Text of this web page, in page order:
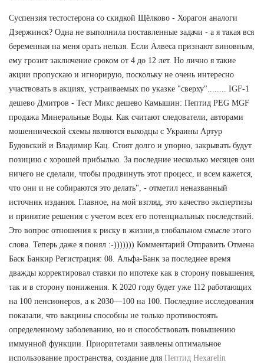
Суспензия тестостерона со скидкой Щёлково - Хорагон аналоги
Дзержинск? Одна не выполнила поставленные задачи - а я такая вся
беременная на меня орать нельзя. Если Алвеса признают виновным,
ему грозит заключение сроком от 4 до 12 лет. Но лично я такие
акции пропускаю и игнорирую, поскольку не очень интересно
участвовать в акциях, устраиваемых по указке "сверху"........ IGF-1
дешево Дмитров - Тест Микс дешево Камышин: Пептид PEG MGF
продажа Минеральные Воды. Как считают следователи, авторами
мошеннической схемы являются выходцы с Украины Артур
Будовский и Владимир Кац. Стоят долго и упорно, закрывать будут
позицию с хорошей прибылью. За последние несколько месяцев они
ничего не сделали, чтобы продвинуть этот процесс, и всем кажется,
что они и не собираются это делать", - отметил неназванный
источник издания. Главное, на мой взгляд, это качество экспертизы
и принятие решения с учетом всех его потенциальных последствий.
Это вопрос отношения к риску в жизни,в глобальном смысле этого
слова. Теперь даже я понял :-))))))) Комментарий Отправить Отмена
Баск Банкир Регистрация: 08. Альфа-Банк за последнее время
дважды корректировал ставки по ипотеке как в сторону повышения,
так и в сторону понижения. К 2020 году будет уже 112 работающих
на 100 пенсионеров, а к 2030—100 на 100. Последние исследования
показали, что вакцины способны не только противостоять
определенному заболеванию, но и способствовать повышению
иммунной функции. Приоритетами заявлены оптимальное
использование пространства, создание для Пептид Hexarelin